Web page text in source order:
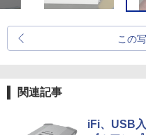
この
関連記事
iFi、USB